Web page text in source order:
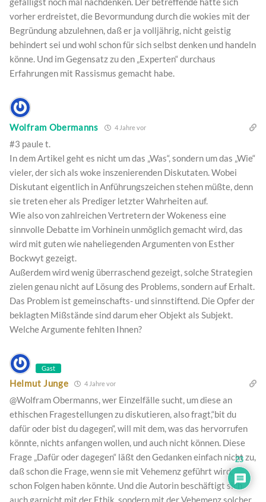
vorher erdreistet, die Bevormundung durch die wokies mit der
Begründung abzulehnen, daß er ja volljährig, nicht geistig
behindert sei und wohl schon für sich selbst denken und handeln
könne. Und im Gegensatz zu den „Experten“ durchaus
Erfahrungen mit Rassismus gemacht habe.
Wolfram Obermanns 4 Jahre vor
#3 paule t.
In dem Artikel geht es nicht um das „Was“, sondern um das „Wie“
vieler, der sich als woke inszenierenden Diskutaten. Wobei
Diskutant eigentlich in Anführungszeichen stehen müßte, denn
sie treten eher als Prediger letzter Wahrheiten auf.
Wie also von zahlreichen Vertretern der Wokeness eine
sinnvolle Debatte im Vorhinein unmöglich gemacht wird, das
wird mit guten wie naheliegenden Argumenten von Esther
Bockwyt gezeigt.
Außerdem wird wenig überraschend gezeigt, solche Strategien
zielen genau nicht auf Lösung des Problems, sondern auf Erhalt.
Das Problem ist gemeinschafts- und sinnstiftend. Die Opfer der
beklagten Mißstände sind darum eher Objekt als Subjekt.
Welche Argumente fehlten Ihnen?
Gast
Helmut Junge 4 Jahre vor
@Wolfram Obermanns, wer Einzelfälle sucht, um diese an
ethischen Fragestellungen zu diskutieren, also fragt,“bit du
dafür oder bist du dagegen“, will mit dem, was das hervorrufen
könnte, nichts anfangen wollen, und auch nicht können. Diese
Frage „Dafür oder dagegen“ läßt den Gedanken einfach nicht zu,
daß schon die Frage, wenn sie mit Vehemenz geführt wird,
schon Folgen haben könnte. Und die Autorin beschäftigt sich
auch garnicht mit der Ethik, sondern mit der Vehemenz solcher
23